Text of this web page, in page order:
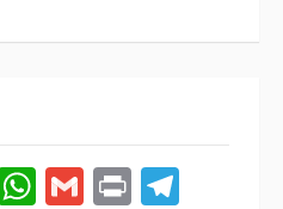
WhatsApp
Gmail
Print